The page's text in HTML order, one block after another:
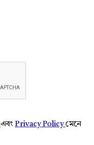
এবং Privacy Policyমেনে